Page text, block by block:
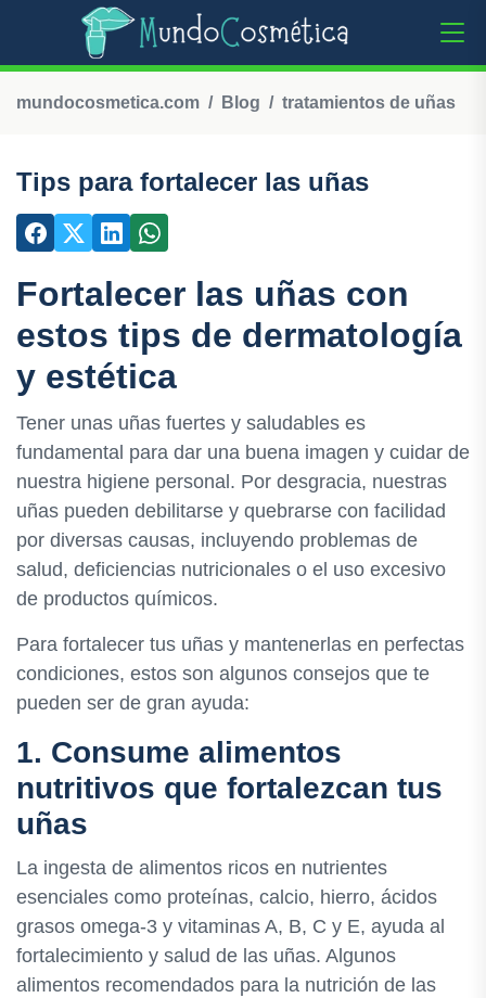
mundocosmetica.com Blog tratamientos de uñas
Tips para fortalecer las uñas
Fortalecer las uñas con
estos tips de dermatología
y estética
Tener unas uñas fuertes y saludables es
fundamental para dar una buena imagen y cuidar de
nuestra higiene personal. Por desgracia, nuestras
uñas pueden debilitarse y quebrarse con facilidad
por diversas causas, incluyendo problemas de
salud, deficiencias nutricionales o el uso excesivo
de productos químicos.
Para fortalecer tus uñas y mantenerlas en perfectas
condiciones, estos son algunos consejos que te
pueden ser de gran ayuda:
1. Consume alimentos
nutritivos que fortalezcan tus
uñas
La ingesta de alimentos ricos en nutrientes
esenciales como proteínas, calcio, hierro, ácidos
grasos omega-3 y vitaminas A, B, C y E, ayuda al
fortalecimiento y salud de las uñas. Algunos
alimentos recomendados para la nutrición de las